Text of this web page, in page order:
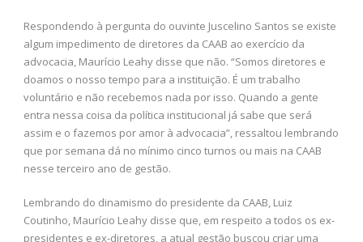
Respondendo à pergunta do ouvinte Juscelino Santos se existe
algum impedimento de diretores da CAAB ao exercício da
advocacia, Maurício Leahy disse que não. “Somos diretores e
doamos o nosso tempo para a instituição. É um trabalho
voluntário e não recebemos nada por isso. Quando a gente
entra nessa coisa da política institucional já sabe que será
assim e o fazemos por amor à advocacia”, ressaltou lembrando
que por semana dá no mínimo cinco turnos ou mais na CAAB
nesse terceiro ano de gestão.
Lembrando do dinamismo do presidente da CAAB, Luiz
Coutinho, Maurício Leahy disse que, em respeito a todos os ex-
presidentes e ex-diretores, a atual gestão buscou criar uma